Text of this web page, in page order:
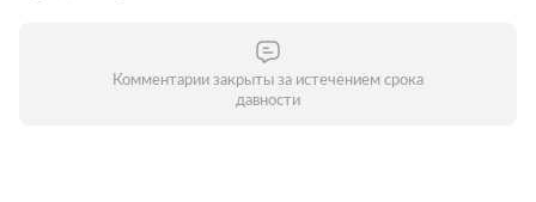
Комментарии закрыты за истечением срока
давности